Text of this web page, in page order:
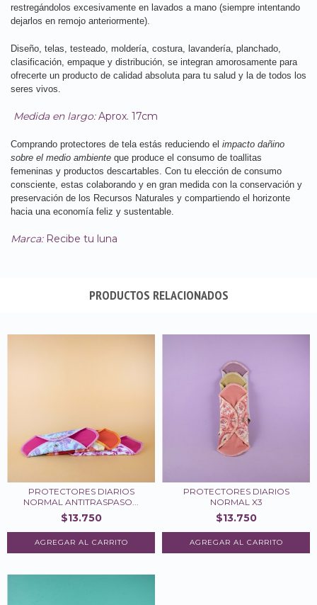
restregándolos excesivamente en lavados a mano (siempre intentando
dejarlos en remojo anteriormente).
Diseño, telas, testeado, moldería, costura, lavandería, planchado,
clasificación, empaque y distribución, se integran amorosamente para
ofrecerte un producto de calidad absoluta para tu salud y la de todos los
seres vivos.
Medida en largo:Aprox. 17cm
Comprando protectores de tela estás reduciendo el impacto dañino
sobre el medio ambiente que produce el consumo de toallitas
femeninas y productos descartables. Con tu elección de consumo
consciente, estas colaborando y en gran medida con la conservación y
preservación de los Recursos Naturales y compartiendo el horizonte
hacia una economía feliz y sustentable.
Marca:Recibe tu luna
PRODUCTOS RELACIONADOS
PROTECTORES DIARIOS
NORMAL ANTITRASPASO...
$13.750
PROTECTORES DIARIOS
NORMAL X3
$13.750